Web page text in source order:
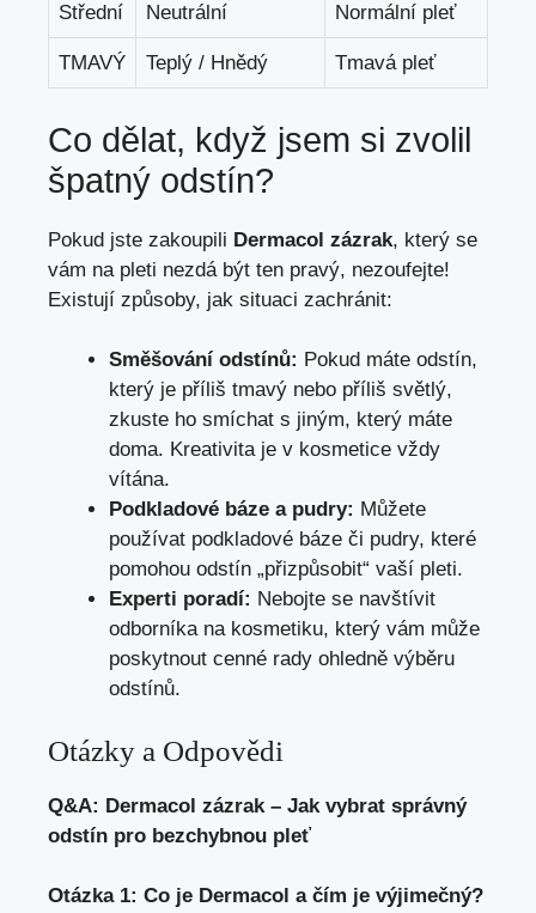
Střední Neutrální Normální pleť
TMAVÝ Teplý / Hnědý Tmavá pleť
Co dělat, když jsem si zvolil
špatný odstín?
Pokud jste zakoupili Dermacol zázrak, který se
vám na pleti nezdá být ten pravý, nezoufejte!
Existují způsoby, jak situaci zachránit:
Směšování odstínů: Pokud máte odstín,
který je příliš tmavý nebo příliš světlý,
zkuste ho smíchat s jiným, který máte
doma. Kreativita je v kosmetice vždy
vítána.
Podkladové báze a pudry: Můžete
používat podkladové báze či pudry, které
pomohou odstín „přizpůsobit“ vaší pleti.
Experti poradí: Nebojte se navštívit
odborníka na kosmetiku, který vám může
poskytnout cenné rady ohledně výběru
odstínů.
Otázky a Odpovědi
Q&A: Dermacol zázrak – Jak vybrat správný
odstín pro bezchybnou pleť
Otázka 1: Co je Dermacol a čím je výjimečný?